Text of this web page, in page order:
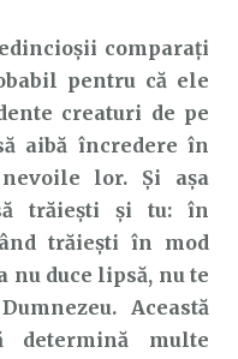
comparați
pentru că ele
creaturi de pe
aibă încredere în
lor. Și așa
trăiești și tu: în
trăiești în mod
nu duce lipsă, nu te
Această
determină multe